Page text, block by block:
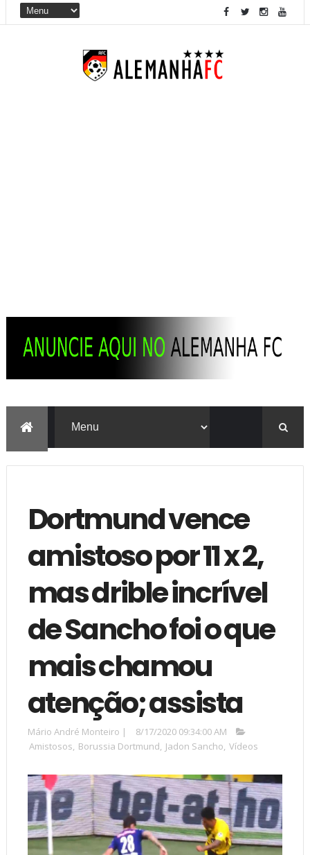
Dortmund vence
amistoso por 11 x 2,
mas drible incrível
de Sancho foi o que
mais chamou
atenção; assista
Mário André Monteiro |
8/17/2020 09:34:00 AM
Amistosos, Borussia Dortmund, Jadon Sancho, Vídeos